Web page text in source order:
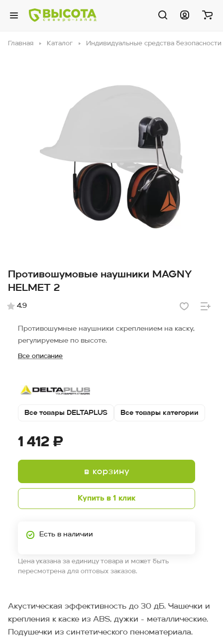
Главная Каталог Индивидуальные средства безопасности
Противошумовые наушники MAGNY
HELMET 2
4.9
Противошумные наушники cкреплением на каску,
регулируемые по высоте.
Все описание
Все товары DELTAPLUS Все товары категории
1 412 ₽
в корзину
Купить в 1 клик
Есть в наличии
Цена указана за единицу товара и может быть
пересмотрена для оптовых заказов.
Акустическая эффективность до 30 дБ. Чашечки и
крепления к каске из ABS, дужки - металлические.
Подушечки из синтетического пеноматериала.